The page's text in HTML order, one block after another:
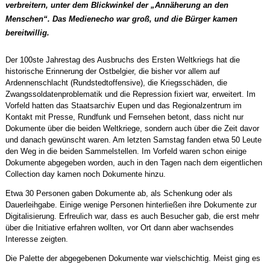
verbreitern, unter dem Blickwinkel der „Annäherung an den
Menschen“. Das Medienecho war groß, und die Bürger kamen
bereitwillig.
Der 100ste Jahrestag des Ausbruchs des Ersten Weltkriegs hat die
historische Erinnerung der Ostbelgier, die bisher vor allem auf
Ardennenschlacht (Rundstedtoffensive), die Kriegsschäden, die
Zwangssoldatenproblematik und die Repression fixiert war, erweitert. Im
Vorfeld hatten das Staatsarchiv Eupen und das Regionalzentrum im
Kontakt mit Presse, Rundfunk und Fernsehen betont, dass nicht nur
Dokumente über die beiden Weltkriege, sondern auch über die Zeit davor
und danach gewünscht waren. Am letzten Samstag fanden etwa 50 Leute
den Weg in die beiden Sammelstellen. Im Vorfeld waren schon einige
Dokumente abgegeben worden, auch in den Tagen nach dem eigentlichen
Collection day kamen noch Dokumente hinzu.
Etwa 30 Personen gaben Dokumente ab, als Schenkung oder als
Dauerleihgabe. Einige wenige Personen hinterließen ihre Dokumente zur
Digitalisierung. Erfreulich war, dass es auch Besucher gab, die erst mehr
über die Initiative erfahren wollten, vor Ort dann aber wachsendes
Interesse zeigten.
Die Palette der abgegebenen Dokumente war vielschichtig. Meist ging es